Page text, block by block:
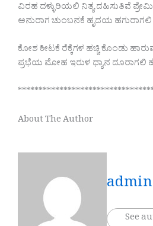
ವಿರಹ ದಳ್ಳುರಿಯಲಿ ನಿತ್ಯ ದಹಿಸುತಿವೆ
ಅನುರಾಗ ಚುಂಬನಕೆ ಹೃದಯ ಹಗುರಾಗಲಿ
ಕೋಶ ಕೀಟಕೆ ರೆಕ್ಕೆಗಳ ಹಚ್ಚಿ ಕೊಂಡು
ಪ್ರಭೆಯ ಮೋಹ ಇರುಳ ಧ್ಯಾನ ದೂರಾಗಲಿ
About The Author
admin
See